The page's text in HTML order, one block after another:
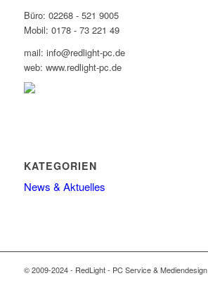
Büro: 02268 - 521 9005
Mobil: 0178 - 73 221 49
mail: info@redlight-pc.de
web: www.redlight-pc.de
KATEGORIEN
News & Aktuelles
© 2009-2024 - RedLight - PC Service & Mediendesign